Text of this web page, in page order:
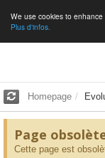
We use cookies to
Plus d'infos.
Homepage
Page
Cette page est